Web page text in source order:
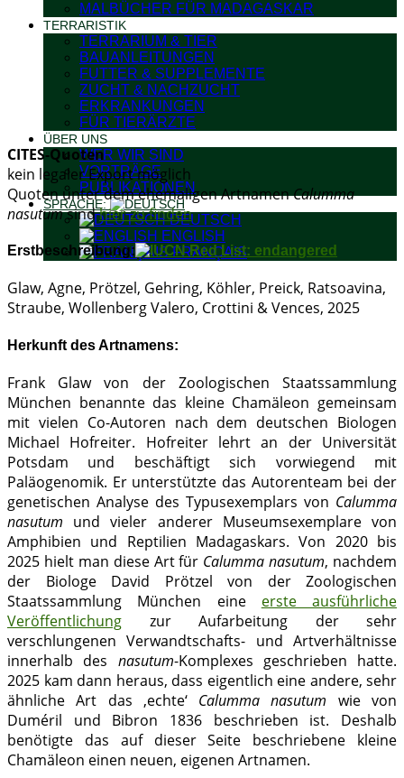
MALBÜCHER FÜR MADAGASKAR
TERRARISTIK
TERRARIUM & TIER
BAUANLEITUNGEN
FUTTER & SUPPLEMENTE
ZUCHT & NACHZUCHT
ERKRANKUNGEN
FÜR TIERÄRZTE
ÜBER UNS
WER WIR SIND
VORTRÄGE
PUBLIKATIONEN
SPRACHE:
DEUTSCH
ENGLISH
FRANÇAIS
CITES-Quoten
kein legaler Export möglich
Quoten unter dem ehemaligen ArtnamenCalumma
nasutumsindhier zu finden
Erstbeschreibung:
Glaw, Agne, Prötzel, Gehring, Köhler, Preick, Ratsoavina,
Straube, Wollenberg Valero, Crottini & Vences, 2025
Herkunft des Artnamens:
Frank Glaw von der Zoologischen Staatssammlung
München benannte das kleine Chamäleon gemeinsam
mit vielen Co-Autoren nach dem deutschen Biologen
Michael Hofreiter. Hofreiter lehrt an der Universität
Potsdam und beschäftigt sich vorwiegend mit
Paläogenomik. Er unterstützte das Autorenteam bei der
genetischen Analyse des Typusexemplars von Calumma
nasutum und vieler anderer Museumsexemplare von
Amphibien und Reptilien Madagaskars. Von 2020 bis
2025 hielt man diese Art für Calumma nasutum, nachdem
der Biologe David Prötzel von der Zoologischen
Staatssammlung München eine erste ausführliche
Veröffentlichung zur Aufarbeitung der sehr
verschlungenen Verwandtschafts- und Artverhältnisse
innerhalb des nasutum-Komplexes geschrieben hatte.
2025 kam dann heraus, dass eigentlich eine andere, sehr
ähnliche Art das ‚echte‘ Calumma nasutum wie von
Duméril und Bibron 1836 beschrieben ist. Deshalb
benötigte das auf dieser Seite beschriebene kleine
Chamäleon einen neuen, eigenen Artnamen.